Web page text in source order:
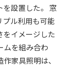
を設置した。 窓
プル利用も可能
をイメージした
ムを組み合わ
家具照明は、